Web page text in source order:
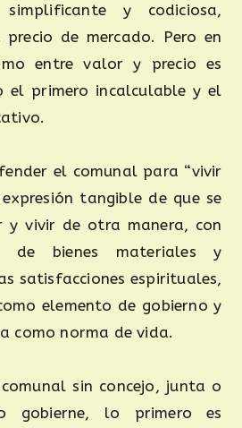
y codiciosa,
de mercado. Pero en
entre valor y precio es
el primero incalculable y el
el comunal para “vivir
tangible de que se
y vivir de otra manera, con
de bienes materiales y
satisfacciones espirituales,
elemento de gobierno y
como norma de vida.
sin concejo, junta o
gobierne, lo primero es